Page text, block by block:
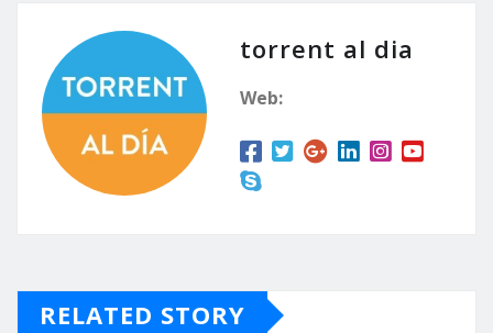
concejal de Desarrollo
Económico y Social,
Santiago Miquel,
acompañado por…
torrent al dia
Web:
RELATED STORY